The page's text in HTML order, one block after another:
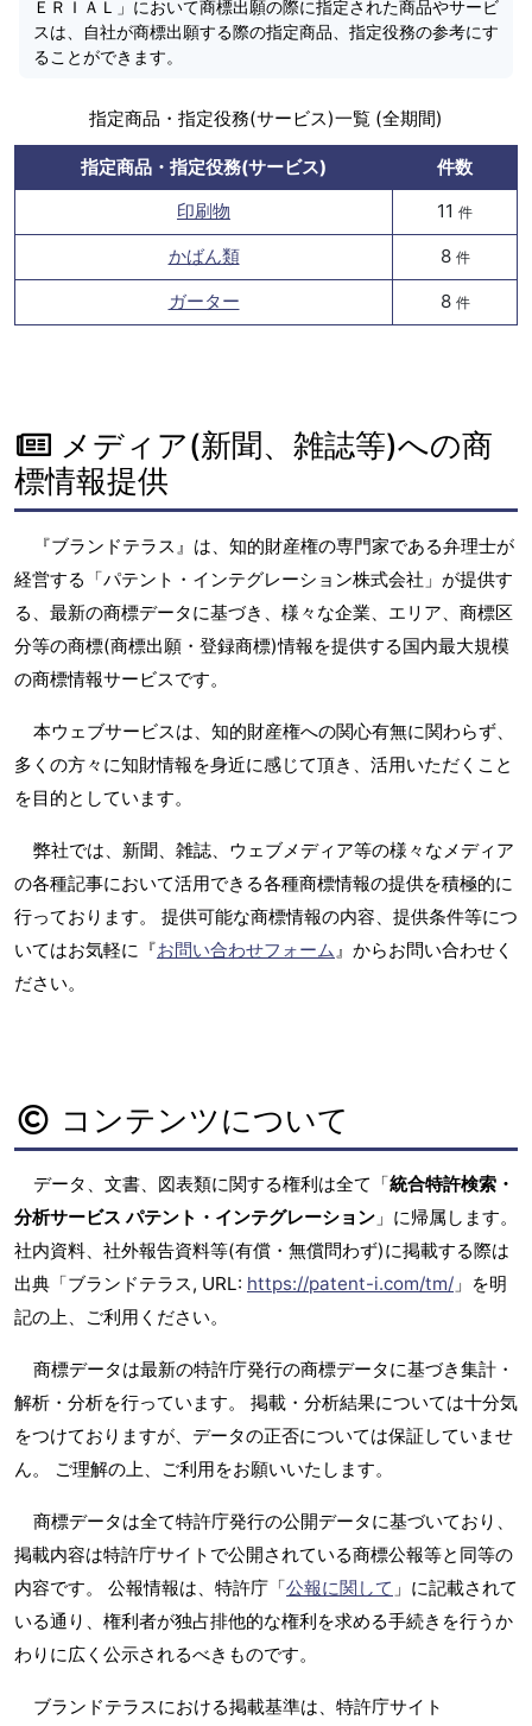
ＥＲＩＡＬ」において商標出願の際に指定された商品やサービ
スは、自社が商標出願する際の指定商品、指定役務の参考にす
ることができます。
指定商品・指定役務(サービス)一覧 (全期間)
指定商品・指定役務(サービス)
件数
印刷物
11 件
かばん類 8 件
ガーター 8 件
メディア(新聞、雑誌等)への商
標情報提供
『ブランドテラス』は、知的財産権の専門家である弁理士が
経営する「パテント・インテグレーション株式会社」が提供す
る、最新の商標データに基づき、様々な企業、エリア、商標区
分等の商標(商標出願・登録商標)情報を提供する国内最大規模
の商標情報サービスです。
本ウェブサービスは、知的財産権への関心有無に関わらず、
多くの方々に知財情報を身近に感じて頂き、活用いただくこと
を目的としています。
弊社では、新聞、雑誌、ウェブメディア等の様々なメディア
の各種記事において活用できる各種商標情報の提供を積極的に
行っております。 提供可能な商標情報の内容、提供条件等につ
いてはお気軽に『お問い合わせフォーム 』からお問い合わせく
ださい。
コンテンツについて
データ、文書、図表類に関する権利は全て「統合特許検索・
分析サービス パテント・インテグレーション 」に帰属します。
社内資料、社外報告資料等(有償・無償問わず)に掲載する際は
出典「ブランドテラス, URL: https://patent-i.com/tm/ 」を明
記の上、ご利用ください。
商標データは最新の特許庁発行の商標データに基づき集計・
解析・分析を行っています。 掲載・分析結果については十分気
をつけておりますが、データの正否については保証していませ
ん。 ご理解の上、ご利用をお願いいたします。
商標データは全て特許庁発行の公開データに基づいており、
掲載内容は特許庁サイトで公開されている商標公報等と同等の
内容です。 公報情報は、特許庁「公報に関して 」に記載されて
いる通り、権利者が独占排他的な権利を求める手続きを行うか
わりに広く公示されるべきものです。
ブランドテラスにおける掲載基準は、特許庁サイト